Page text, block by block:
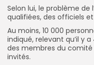
Selon lui, le problème de
qualifiées, des officiels
Au moins, 10 000
indiqué, relevant qu’il y
des membres du comité
invités.